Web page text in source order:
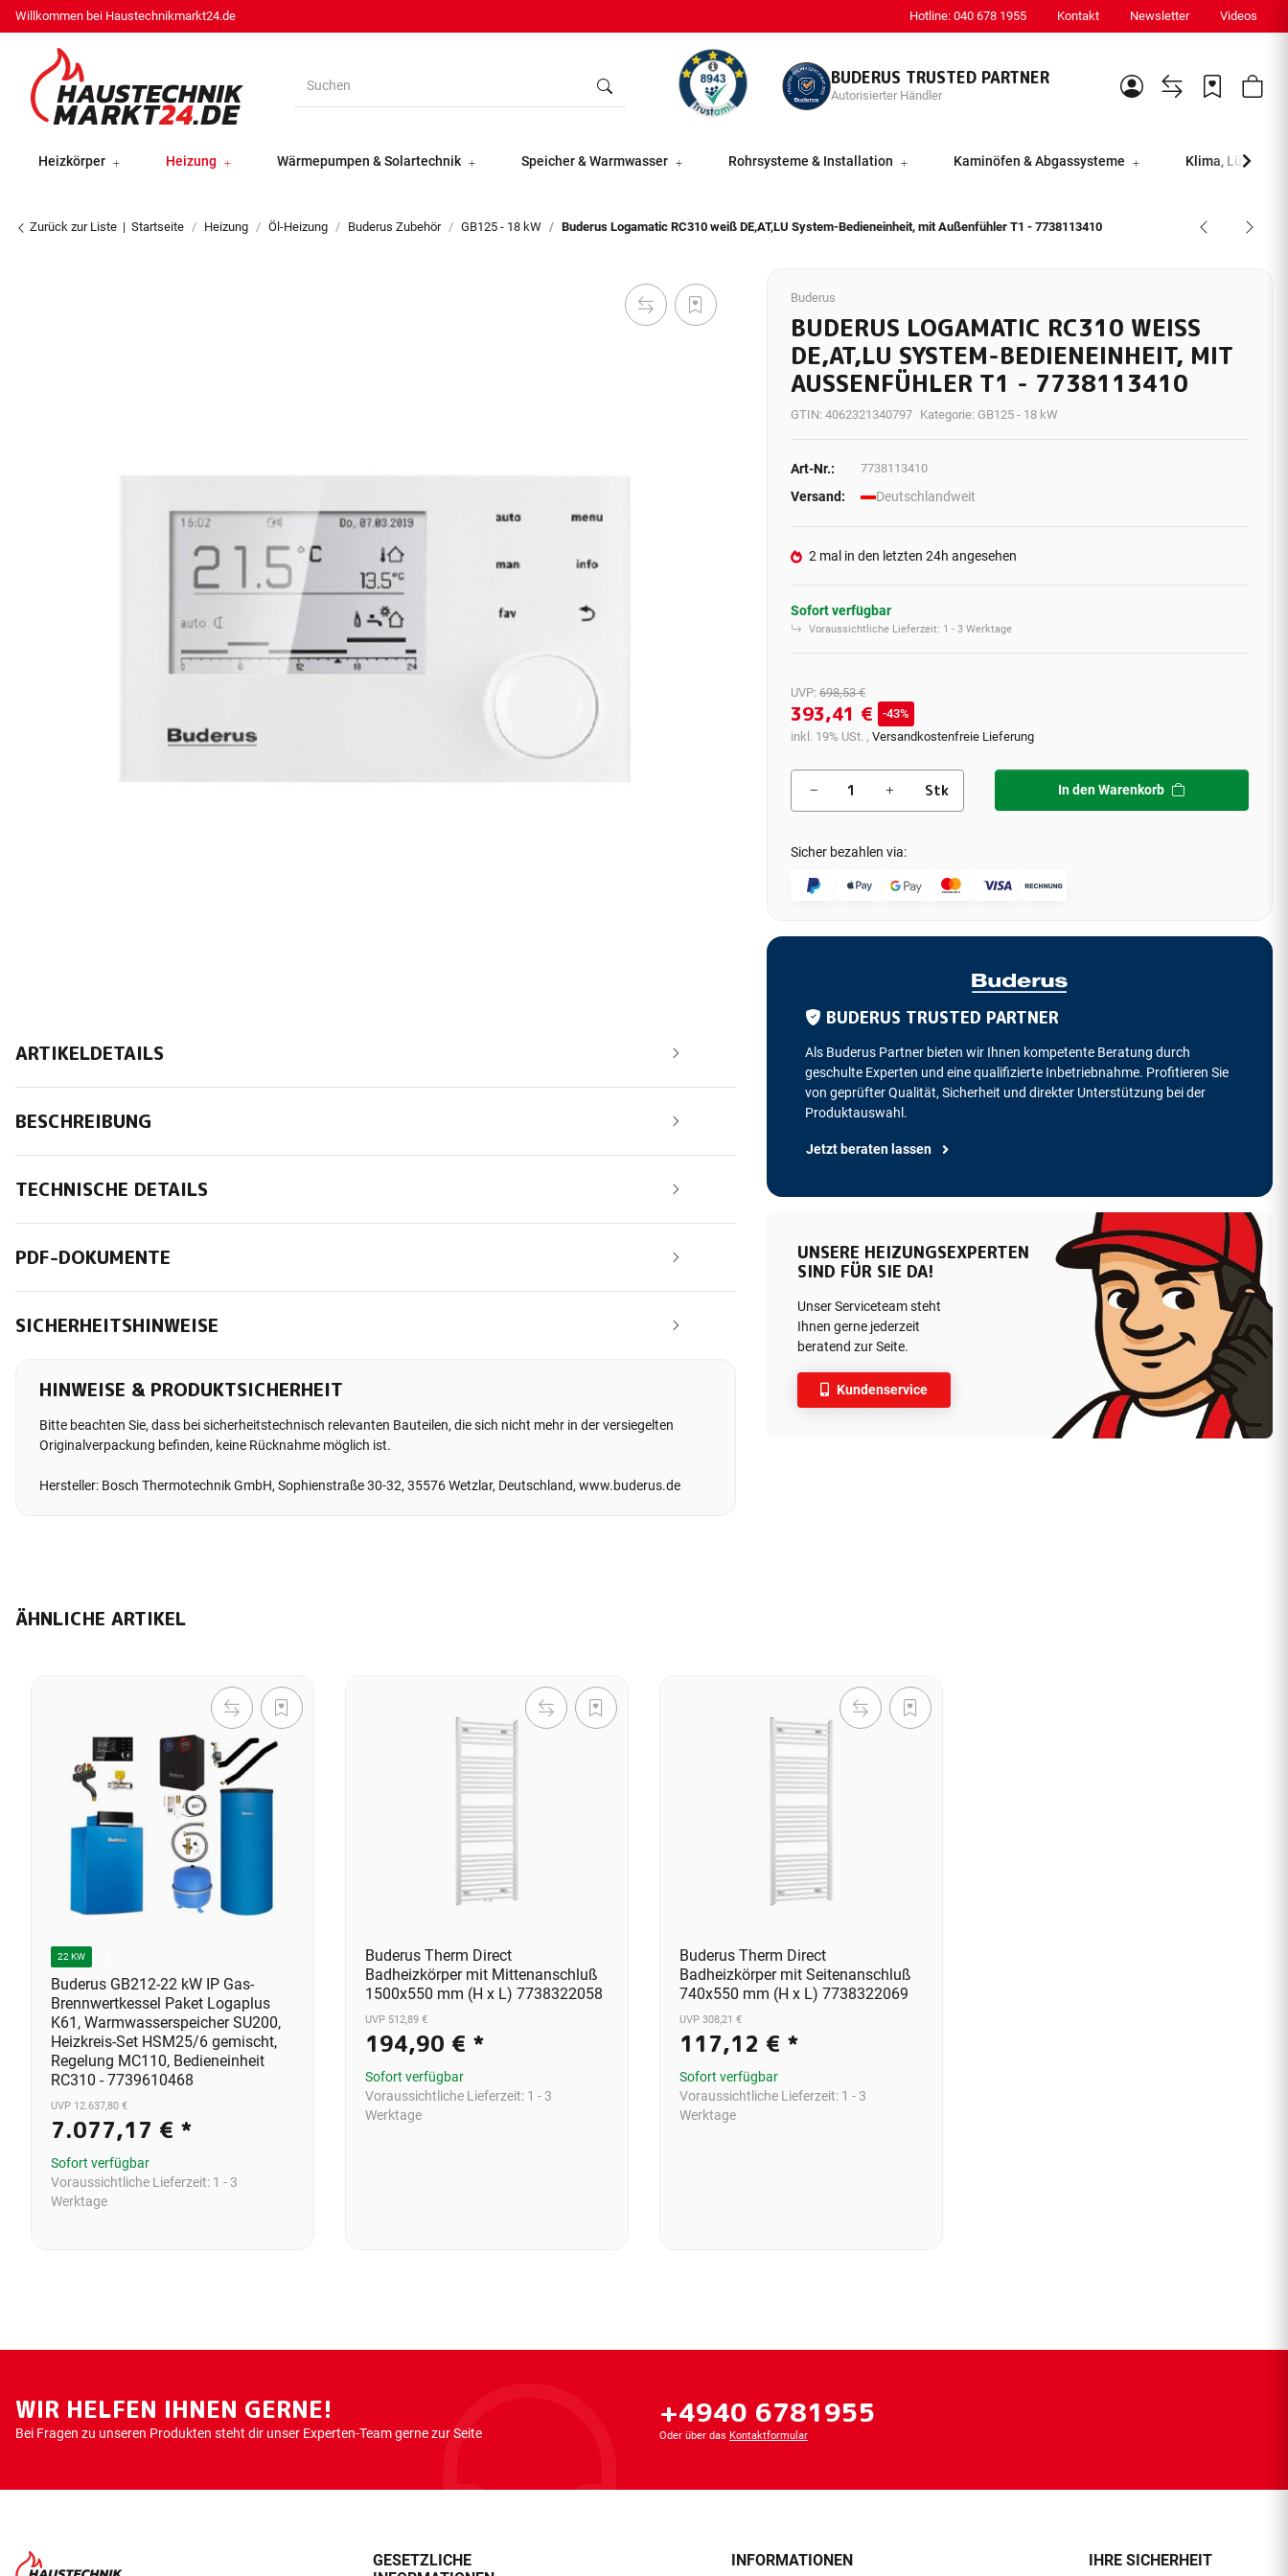
Willkommen bei Haustechnikmarkt24.de Hotline: 040 678 1955 Kontakt Newsletter Videos
BUDERUS TRUSTED PARTNER
Autorisierter Händler
Heizkörper Heizung Wärmepumpen & Solartechnik Speicher & Warmwasser Rohrsysteme & Installation Kaminöfen & Abgassysteme Klima, Lüftung
Zurück zur Liste Startseite Heizung Öl-Heizung Buderus Zubehör GB125 - 18 kW Buderus Logamatic RC310 weiß DE,AT,LU System-Bedieneinheit, mit Außenfühler T1 - 7738113410
Buderus
BUDERUS LOGAMATIC RC310 WEISS D
E,AT,LU SYSTEM-BEDIENEINHEIT, MIT A
USSENFÜHLER T1 - 7738113410
GTIN: 4062321340797 Kategorie: GB125 - 18 kW
Art-Nr.: 7738113410
Versand: Deutschlandweit
2 mal in den letzten 24h angesehen
Sofort verfügbar
Voraussichtliche Lieferzeit: 1 - 3 Werktage
UVP: 698,53 €
393,41 €
43%
inkl. 19% USt. , Versandkostenfreie Lieferung
Stk In den Warenkorb
Sicher bezahlen via:
BUDERUS TRUSTED PARTNER
Als Buderus Partner bieten wir Ihnen kompetente Beratung durch
geschulte Experten und eine qualifizierte Inbetriebnahme. Profitieren Sie
von geprüfter Qualität, Sicherheit und direkter Unterstützung bei der
Produktauswahl.
Jetzt beraten lassen
UNSERE HEIZUNGSEXPERTEN
SIND FÜR SIE DA!
Unser Serviceteam steht
Ihnen gerne jederzeit
beratend zur Seite.
Kundenservice
ARTIKELDETAILS
BESCHREIBUNG
TECHNISCHE DETAILS
PDF-DOKUMENTE
SICHERHEITSHINWEISE
HINWEISE & PRODUKTSICHERHEIT
Bitte beachten Sie, dass bei sicherheitstechnisch relevanten Bauteilen, die sich nicht mehr in der versiegelten
Originalverpackung befinden, keine Rücknahme möglich ist.
Hersteller: Bosch Thermotechnik GmbH, Sophienstraße 30-32, 35576 Wetzlar, Deutschland, www.buderus.de
ÄHNLICHE ARTIKEL
22 KW
Buderus GB212-22 kW IP Gas-
Brennwertkessel Paket Logaplus
K61, Warmwasserspeicher SU200,
Heizkreis-Set HSM25/6 gemischt,
Regelung MC110, Bedieneinheit
RC310 - 7739610468
UVP 12.637,80 €
7.077,17 € *
Sofort verfügbar
Voraussichtliche Lieferzeit: 1 - 3
Werktage
Buderus Therm Direct
Badheizkörper mit Mittenanschluß
1500x550 mm (H x L) 7738322058
UVP 512,89 €
194,90 € *
Sofort verfügbar
Voraussichtliche Lieferzeit: 1 - 3
Werktage
Buderus Therm Direct
Badheizkörper mit Seitenanschluß
740x550 mm (H x L) 7738322069
UVP 308,21 €
117,12 € *
Sofort verfügbar
Voraussichtliche Lieferzeit: 1 - 3
Werktage
WIR HELFEN IHNEN GERNE!
Bei Fragen zu unseren Produkten steht dir unser Experten-Team gerne zur Seite
+4940 6781955
Oder über das Kontaktformular
GESETZLICHE
INFORMATIONEN IHRE SICHERHEIT